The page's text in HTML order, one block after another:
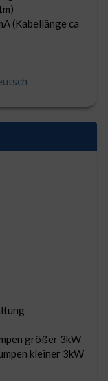
(Kabellänge ca
größer 3kW
kleiner 3kW